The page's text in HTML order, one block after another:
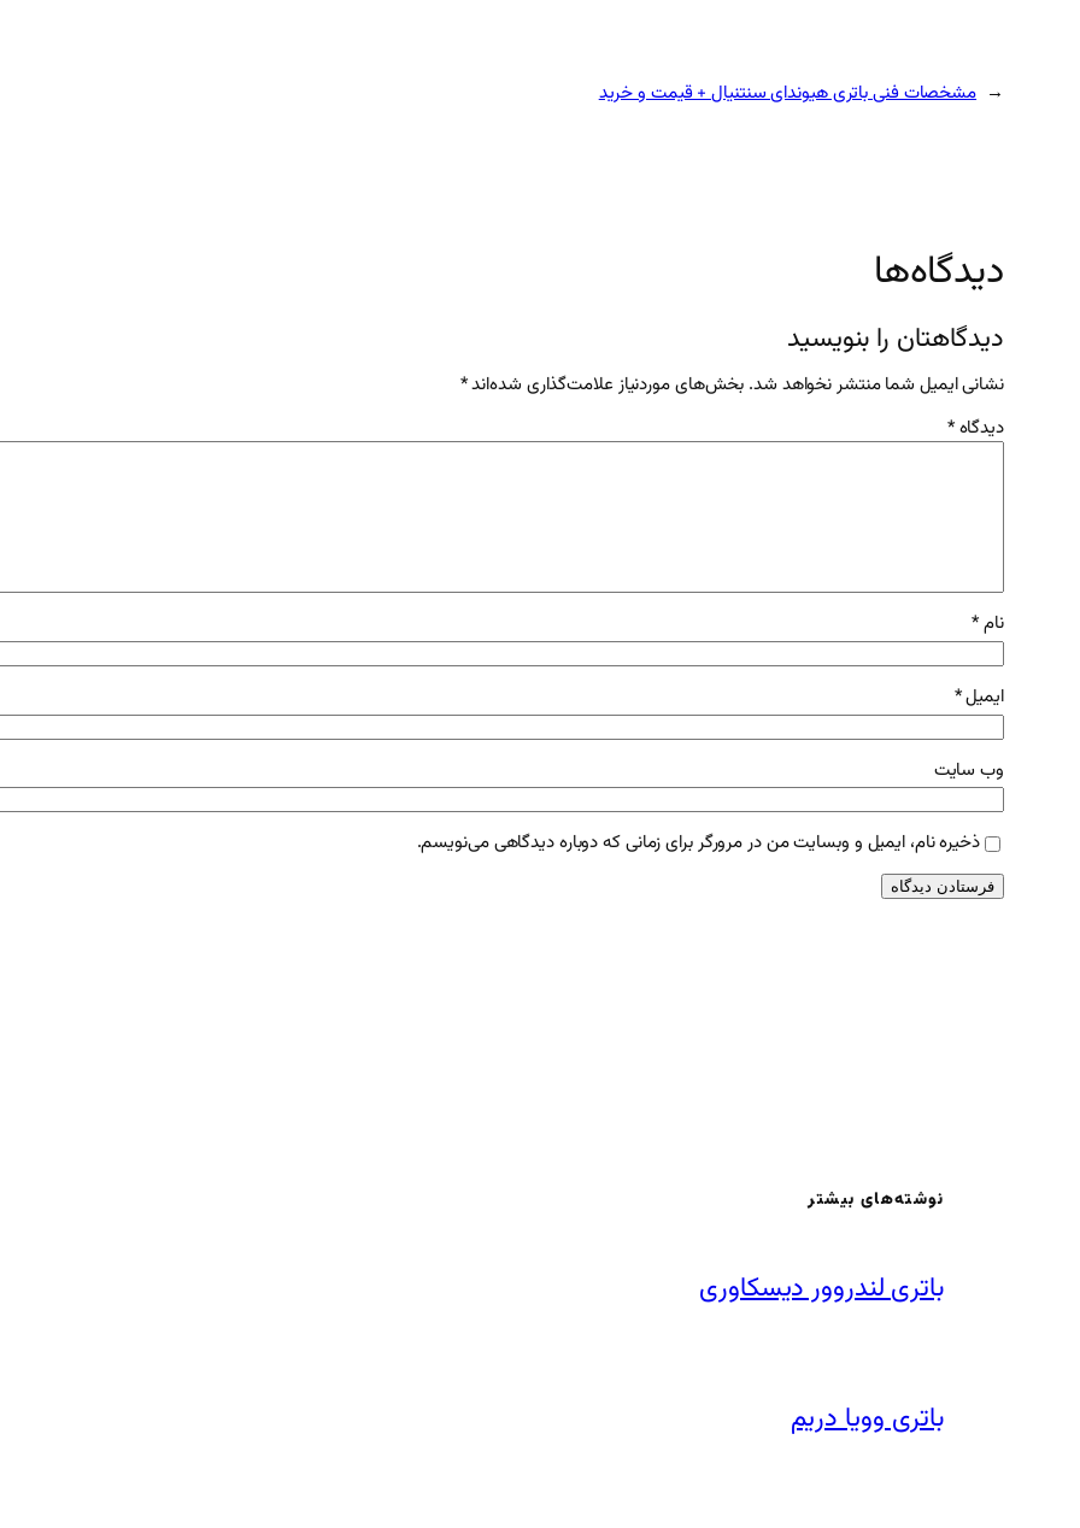
← مشخصات فنی باتری هیوندای سنتنیال + قیمت و خرید
دیدگاه‌ها
دیدگاهتان را بنویسید
نشانی ایمیل شما منتشر نخواهد شد. بخش‌های موردنیاز علامت‌گذاری شده‌اند*
دیدگاه*
نام*
ایمیل*
وب‌ سایت
ذخیره نام، ایمیل و وبسایت من در مرورگر برای زمانی که دوباره دیدگاهی می‌نویسم.
نوشته‌های بیشتر
باتری لندروور دیسکاوری
باتری وویا دریم